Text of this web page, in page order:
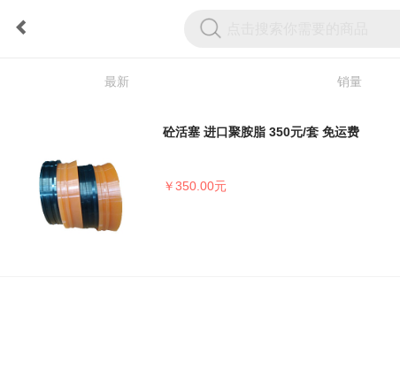
最新 销量
砼活塞 进口聚胺脂 350元/套 免运费
￥350.00元